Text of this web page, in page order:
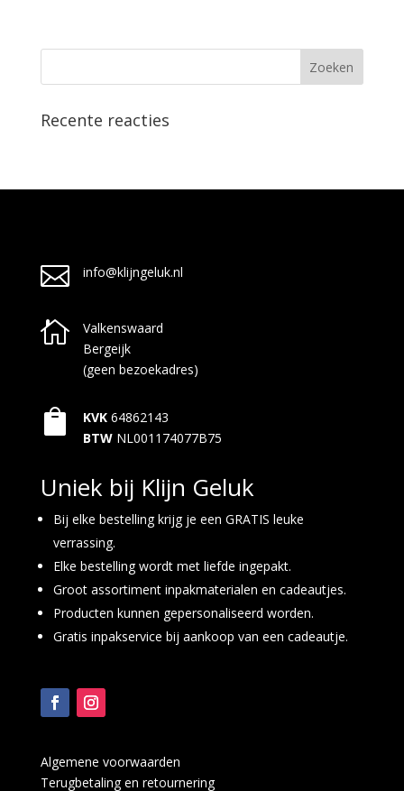
Recente reacties
 info@klijngeluk.nl

Valkenswaard
Bergeijk
(geen bezoekadres)
 KVK 64862143
BTW NL001174077B75
Uniek bij Klijn Geluk
Bij elke bestelling krijg je een GRATIS leuke
verrassing.
Elke bestelling wordt met liefde ingepakt.
Groot assortiment inpakmaterialen en cadeautjes.
Producten kunnen gepersonaliseerd worden.
Gratis inpakservice bij aankoop van een cadeautje.
Algemene voorwaarden
Terugbetaling en retournering